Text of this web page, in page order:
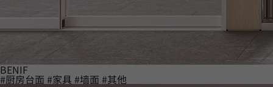
BENIF
#厨房台面 #家具 #墙面 #其他